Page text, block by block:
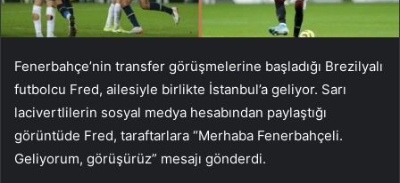
Fenerbahçe’nin transfer görüşmelerine başladığı Brezilyalı
futbolcu Fred, ailesiyle birlikte İstanbul’a geliyor. Sarı
lacivertlilerin sosyal medya hesabından paylaştığı
görüntüde Fred, taraftarlara “Merhaba Fenerbahçeli.
Geliyorum, görüşürüz” mesajı gönderdi.